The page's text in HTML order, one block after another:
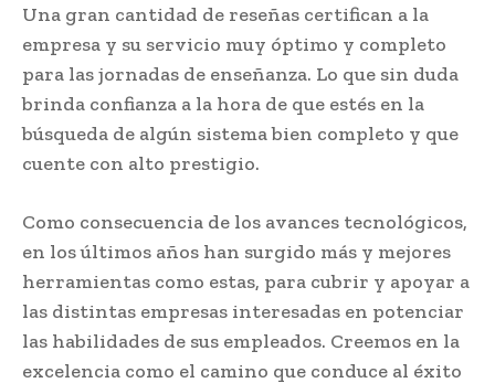
Una gran cantidad de reseñas certifican a la
empresa y su servicio muy óptimo y completo
para las jornadas de enseñanza. Lo que sin duda
brinda confianza a la hora de que estés en la
búsqueda de algún sistema bien completo y que
cuente con alto prestigio.
Como consecuencia de los avances tecnológicos,
en los últimos años han surgido más y mejores
herramientas como estas, para cubrir y apoyar a
las distintas empresas interesadas en potenciar
las habilidades de sus empleados. Creemos en la
excelencia como el camino que conduce al éxito